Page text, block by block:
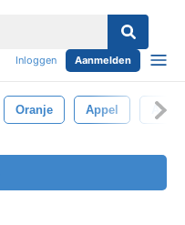
Inloggen Aanmelden
Oranje Appel